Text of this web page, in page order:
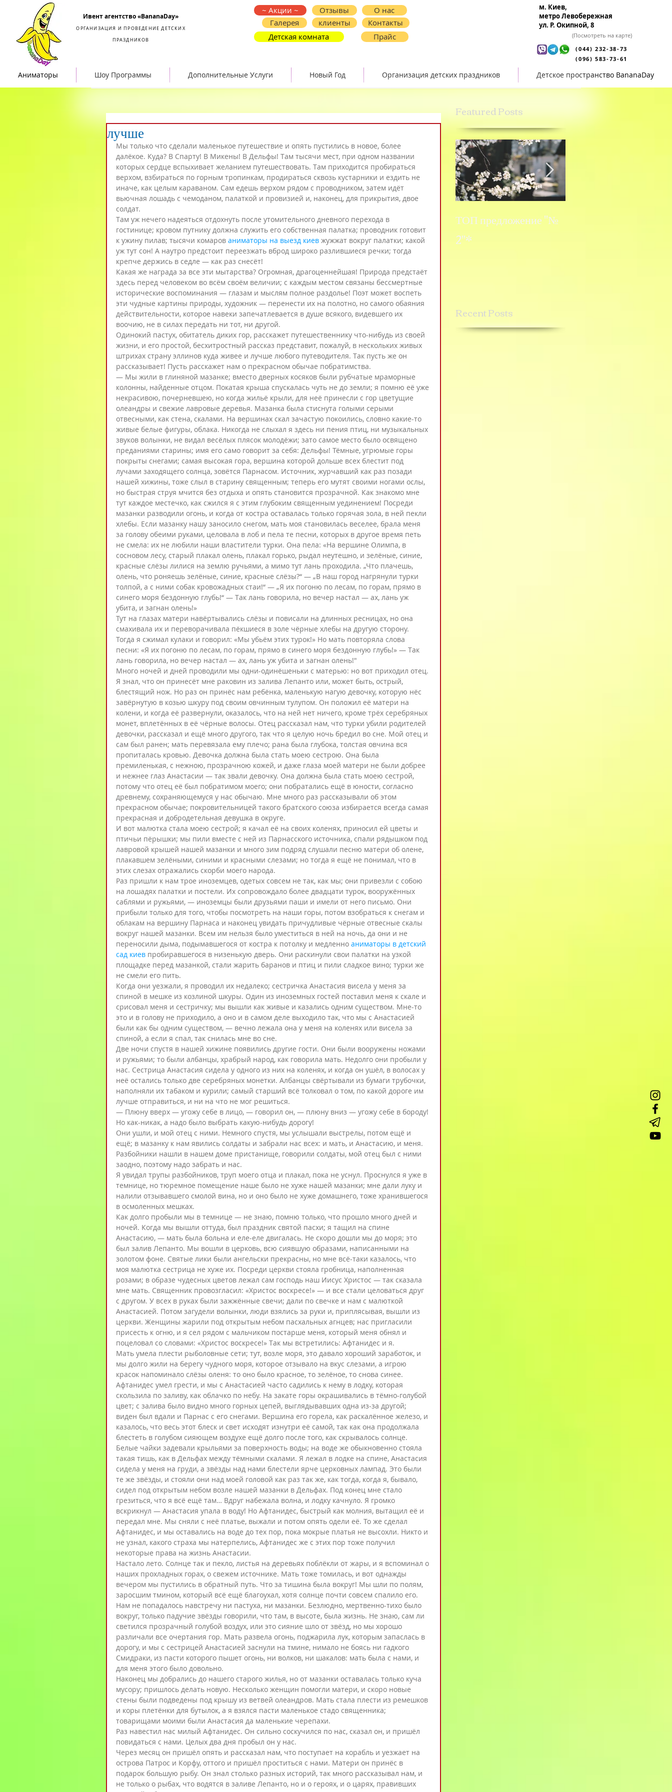
Ивент агентство «BananaDay»
ОРГАНИЗАЦИЯ И ПРОВЕДЕНИЕ ДЕТСКИХ
ПРАЗДНИКОВ
~ Акции ~
Галерея
Отзывы
клиенты
Детская комната
О нас
Контакты
Прайс
м. Киев,
метро Левобережная
ул. Р. Окипной, 8
(Посмотреть на карте)
(044) 232-38-73
(096) 583-73-61
Аниматоры Шоу Программы Дополнительные Услуги Новый Год Организация детских праздников Детское пространство BananaDay
лучше
Мы только что сделали маленькое путешествие и опять пустились в новое, более
далёкое. Куда? В Спарту! В Микены! В Дельфы! Там тысячи мест, при одном названии
которых сердце вспыхивает желанием путешествовать. Там приходится пробираться
верхом, взбираться по горным тропинкам, продираться сквозь кустарники и ездить не
иначе, как целым караваном. Сам едешь верхом рядом с проводником, затем идёт
вьючная лошадь с чемоданом, палаткой и провизией и, наконец, для прикрытия, двое
солдат.
Там уж нечего надеяться отдохнуть после утомительного дневного перехода в
гостинице; кровом путнику должна служить его собственная палатка; проводник готовит
к ужину пилав; тысячи комаров аниматоры на выезд киев жужжат вокруг палатки; какой
уж тут сон! А наутро предстоит переезжать вброд широко разлившиеся речки; тогда
крепче держись в седле — как раз снесёт!
Какая же награда за все эти мытарства? Огромная, драгоценнейшая! Природа предстаёт
здесь перед человеком во всём своём величии; с каждым местом связаны бессмертные
исторические воспоминания — глазам и мыслям полное раздолье! Поэт может воспеть
эти чудные картины природы, художник — перенести их на полотно, но самого обаяния
действительности, которое навеки запечатлевается в душе всякого, видевшего их
воочию, не в силах передать ни тот, ни другой.
Одинокий пастух, обитатель диких гор, расскажет путешественнику что-нибудь из своей
жизни, и его простой, бесхитростный рассказ представит, пожалуй, в нескольких живых
штрихах страну эллинов куда живее и лучше любого путеводителя. Так пусть же он
рассказывает! Пусть расскажет нам о прекрасном обычае побратимства.
— Мы жили в глиняной мазанке; вместо дверных косяков были рубчатые мраморные
колонны, найденные отцом. Покатая крыша спускалась чуть не до земли; я помню её уже
некрасивою, почерневшею, но когда жильё крыли, для неё принесли с гор цветущие
олеандры и свежие лавровые деревья. Мазанка была стиснута голыми серыми
отвесными, как стена, скалами. На вершинах скал зачастую покоились, словно какие-то
живые белые фигуры, облака. Никогда не слыхал я здесь ни пения птиц, ни музыкальных
звуков волынки, не видал весёлых плясок молодёжи; зато самое место было освящено
преданиями старины; имя его само говорит за себя: Дельфы! Тёмные, угрюмые горы
покрыты снегами; самая высокая гора, вершина которой дольше всех блестит под
лучами заходящего солнца, зовётся Парнасом. Источник, журчавший как раз позади
нашей хижины, тоже слыл в старину священным; теперь его мутят своими ногами ослы,
но быстрая струя мчится без отдыха и опять становится прозрачной. Как знакомо мне
тут каждое местечко, как сжился я с этим глубоким священным уединением! Посреди
мазанки разводили огонь, и когда от костра оставалась только горячая зола, в ней пекли
хлебы. Если мазанку нашу заносило снегом, мать моя становилась веселее, брала меня
за голову обеими руками, целовала в лоб и пела те песни, которых в другое время петь
не смела: их не любили наши властители турки. Она пела: «На вершине Олимпа, в
сосновом лесу, старый плакал олень, плакал горько, рыдал неутешно, и зелёные, синие,
красные слёзы лилися на землю ручьями, а мимо тут лань проходила. „Что плачешь,
олень, что роняешь зелёные, синие, красные слёзы?“ — „В наш город нагрянули турки
толпой, а с ними собак кровожадных стаи!“ — „Я их погоню по лесам, по горам, прямо в
синего моря бездонную глубь!“ — Так лань говорила, но вечер настал — ах, лань уж
убита, и загнан олень!»
Тут на глазах матери навёртывались слёзы и повисали на длинных ресницах, но она
смахивала их и переворачивала пёкшиеся в золе чёрные хлебы на другую сторону.
Тогда я сжимал кулаки и говорил: «Мы убьём этих турок!» Но мать повторяла слова
песни: «Я их погоню по лесам, по горам, прямо в синего моря бездонную глубь!» — Так
лань говорила, но вечер настал — ах, лань уж убита и загнан олень!"
Много ночей и дней проводили мы одни-одинёшеньки с матерью: но вот приходил отец.
Я знал, что он принесёт мне раковин из залива Лепанто или, может быть, острый,
блестящий нож. Но раз он принёс нам ребёнка, маленькую нагую девочку, которую нёс
завёрнутую в козью шкуру под своим овчинным тулупом. Он положил её матери на
колени, и когда её развернули, оказалось, что на ней нет ничего, кроме трёх серебряных
монет, вплетённых в её чёрные волосы. Отец рассказал нам, что турки убили родителей
девочки, рассказал и ещё много другого, так что я целую ночь бредил во сне. Мой отец и
сам был ранен; мать перевязала ему плечо; рана была глубока, толстая овчина вся
пропиталась кровью. Девочка должна была стать моею сестрою. Она была
премиленькая, с нежною, прозрачною кожей, и даже глаза моей матери не были добрее
и нежнее глаз Анастасии — так звали девочку. Она должна была стать моею сестрой,
потому что отец её был побратимом моего; они побратались ещё в юности, согласно
древнему, сохраняющемуся у нас обычаю. Мне много раз рассказывали об этом
прекрасном обычае; покровительницей такого братского союза избирается всегда самая
прекрасная и добродетельная девушка в округе.
И вот малютка стала моею сестрой; я качал её на своих коленях, приносил ей цветы и
птичьи пёрышки; мы пили вместе с ней из Парнасского источника, спали рядышком под
лавровой крышей нашей мазанки и много зим подряд слушали песню матери об олене,
плакавшем зелёными, синими и красными слезами; но тогда я ещё не понимал, что в
этих слезах отражались скорби моего народа.
Раз пришли к нам трое иноземцев, одетых совсем не так, как мы; они привезли с собою
на лошадях палатки и постели. Их сопровождало более двадцати турок, вооружённых
саблями и ружьями, — иноземцы были друзьями паши и имели от него письмо. Они
прибыли только для того, чтобы посмотреть на наши горы, потом взобраться к снегам и
облакам на вершину Парнаса и наконец увидать причудливые чёрные отвесные скалы
вокруг нашей мазанки. Всем им нельзя было уместиться в ней на ночь, да они и не
переносили дыма, подымавшегося от костра к потолку и медленно аниматоры в детский
сад киев пробиравшегося в низенькую дверь. Они раскинули свои палатки на узкой
площадке перед мазанкой, стали жарить баранов и птиц и пили сладкое вино; турки же
не смели его пить.
Когда они уезжали, я проводил их недалеко; сестричка Анастасия висела у меня за
спиной в мешке из козлиной шкуры. Один из иноземных гостей поставил меня к скале и
срисовал меня и сестричку; мы вышли как живые и казались одним существом. Мне-то
это и в голову не приходило, а оно и в самом деле выходило так, что мы с Анастасией
были как бы одним существом, — вечно лежала она у меня на коленях или висела за
спиной, а если я спал, так снилась мне во сне.
Две ночи спустя в нашей хижине появились другие гости. Они были вооружены ножами
и ружьями; то были албанцы, храбрый народ, как говорила мать. Недолго они пробыли у
нас. Сестрица Анастасия сидела у одного из них на коленях, и когда он ушёл, в волосах у
неё остались только две серебряных монетки. Албанцы свёртывали из бумаги трубочки,
наполняли их табаком и курили; самый старший всё толковал о том, по какой дороге им
лучше отправиться, и ни на что не мог решиться.
— Плюну вверх — угожу себе в лицо, — говорил он, — плюну вниз — угожу себе в бороду!
Но как-никак, а надо было выбрать какую-нибудь дорогу!
Они ушли, и мой отец с ними. Немного спустя, мы услышали выстрелы, потом ещё и
ещё; в мазанку к нам явились солдаты и забрали нас всех: и мать, и Анастасию, и меня.
Разбойники нашли в нашем доме пристанище, говорили солдаты, мой отец был с ними
заодно, поэтому надо забрать и нас.
Я увидал трупы разбойников, труп моего отца и плакал, пока не уснул. Проснулся я уже в
темнице, но тюремное помещение наше было не хуже нашей мазанки; мне дали луку и
налили отзывавшего смолой вина, но и оно было не хуже домашнего, тоже хранившегося
в осмоленных мешках.
Как долго пробыли мы в темнице — не знаю, помню только, что прошло много дней и
ночей. Когда мы вышли оттуда, был праздник святой пасхи; я тащил на спине
Анастасию, — мать была больна и еле-еле двигалась. Не скоро дошли мы до моря; это
был залив Лепанто. Мы вошли в церковь, всю сиявшую образами, написанными на
золотом фоне. Святые лики были ангельски прекрасны, но мне всё-таки казалось, что
моя малютка сестрица не хуже их. Посреди церкви стояла гробница, наполненная
розами; в образе чудесных цветов лежал сам господь наш Иисус Христос — так сказала
мне мать. Священник провозгласил: «Христос воскресе!» — и все стали целоваться друг
с другом. У всех в руках были зажжённые свечи; дали по свечке и нам с малюткой
Анастасией. Потом загудели волынки, люди взялись за руки и, приплясывая, вышли из
церкви. Женщины жарили под открытым небом пасхальных агнцев; нас пригласили
присесть к огню, и я сел рядом с мальчиком постарше меня, который меня обнял и
поцеловал со словами: «Христос воскресе!» Так мы встретились: Афтанидес и я.
Мать умела плести рыболовные сети; тут, возле моря, это давало хороший заработок, и
мы долго жили на берегу чудного моря, которое отзывало на вкус слезами, а игрою
красок напоминало слёзы оленя: то оно было красное, то зелёное, то снова синее.
Афтанидес умел грести, и мы с Анастасией часто садились к нему в лодку, которая
скользила по заливу, как облачко по небу. На закате горы окрашивались в тёмно-голубой
цвет; с залива было видно много горных цепей, выглядывавших одна из-за другой;
виден был вдали и Парнас с его снегами. Вершина его горела, как раскалённое железо, и
казалось, что весь этот блеск и свет исходят изнутри её самой, так как она продолжала
блестеть в голубом сияющем воздухе ещё долго после того, как скрывалось солнце.
Белые чайки задевали крыльями за поверхность воды; на воде же обыкновенно стояла
такая тишь, как в Дельфах между тёмными скалами. Я лежал в лодке на спине, Анастасия
сидела у меня на груди, а звёзды над нами блестели ярче церковных лампад. Это были
те же звёзды, и стояли они над моей головой как раз так же, как тогда, когда я, бывало,
сидел под открытым небом возле нашей мазанки в Дельфах. Под конец мне стало
грезиться, что я всё ещё там… Вдруг набежала волна, и лодку качнуло. Я громко
вскрикнул — Анастасия упала в воду! Но Афтанидес, быстрый как молния, вытащил её и
передал мне. Мы сняли с неё платье, выжали и потом опять одели её. То же сделал
Афтанидес, и мы оставались на воде до тех пор, пока мокрые платья не высохли. Никто и
не узнал, какого страха мы натерпелись, Афтанидес же с этих пор тоже получил
некоторые права на жизнь Анастасии.
Настало лето. Солнце так и пекло, листья на деревьях поблёкли от жары, и я вспоминал о
наших прохладных горах, о свежем источнике. Мать тоже томилась, и вот однажды
вечером мы пустились в обратный путь. Что за тишина была вокруг! Мы шли по полям,
заросшим тмином, который всё ещё благоухал, хотя солнце почти совсем спалило его.
Нам не попадалось навстречу ни пастуха, ни мазанки. Безлюдно, мертвенно-тихо было
вокруг, только падучие звёзды говорили, что там, в высоте, была жизнь. Не знаю, сам ли
светился прозрачный голубой воздух, или это сияние шло от звёзд, но мы хорошо
различали все очертания гор. Мать развела огонь, поджарила лук, которым запаслась в
дорогу, и мы с сестрицей Анастасией заснули на тмине, нимало не боясь ни гадкого
Смидраки, из пасти которого пышет огонь, ни волков, ни шакалов: мать была с нами, и
для меня этого было довольно.
Наконец мы добрались до нашего старого жилья, но от мазанки оставалась только куча
мусору; пришлось делать новую. Несколько женщин помогли матери, и скоро новые
стены были подведены под крышу из ветвей олеандров. Мать стала плести из ремешков
и коры плетёнки для бутылок, а я взялся пасти маленькое стадо священника;
товарищами моими были Анастасия да маленькие черепахи.
Раз навестил нас милый Афтанидес. Он сильно соскучился по нас, сказал он, и пришёл
повидаться с нами. Целых два дня пробыл он у нас.
Через месяц он пришёл опять и рассказал нам, что поступает на корабль и уезжает на
острова Патрос и Корфу, оттого и пришёл проститься с нами. Матери он принёс в
подарок большую рыбу. Он знал столько разных историй, так много рассказывал нам, и
не только о рыбах, что водятся в заливе Лепанто, но и о героях, и о царях, правивших
Featured Posts
ТОП предложение "№
2"*
Recent Posts